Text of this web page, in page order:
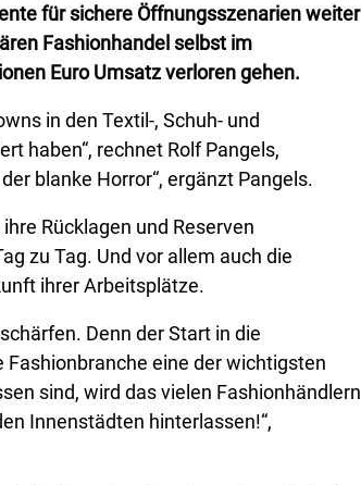
für sichere Öffnungsszenarien weiter
Fashionhandel selbst im
Euro Umsatz verloren gehen.
in den Textil-, Schuh- und
haben“, rechnet Rolf Pangels,
blanke Horror“, ergänzt Pangels.
Rücklagen und Reserven
zu Tag. Und vor allem auch die
ihrer Arbeitsplätze.
Denn der Start in die
Fashionbranche eine der wichtigsten
sind, wird das vielen Fashionhändlern
Innenstädten hinterlassen!“,